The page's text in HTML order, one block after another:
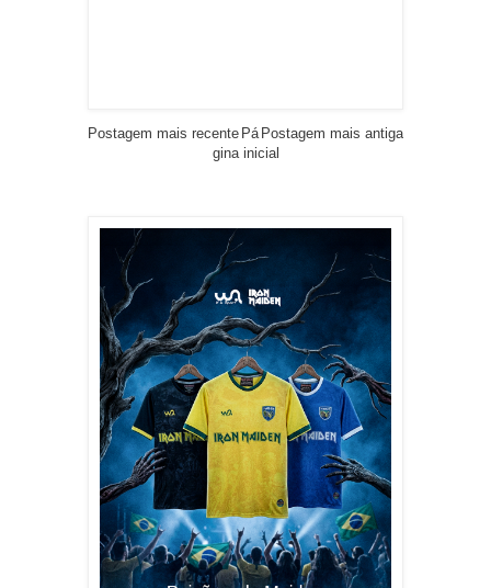
Postagem mais recente Postagem mais antiga
Pá
gina inicial